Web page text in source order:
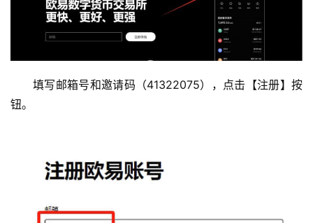
填写邮箱号和邀请码（41322075），点击【注册】按
钮。